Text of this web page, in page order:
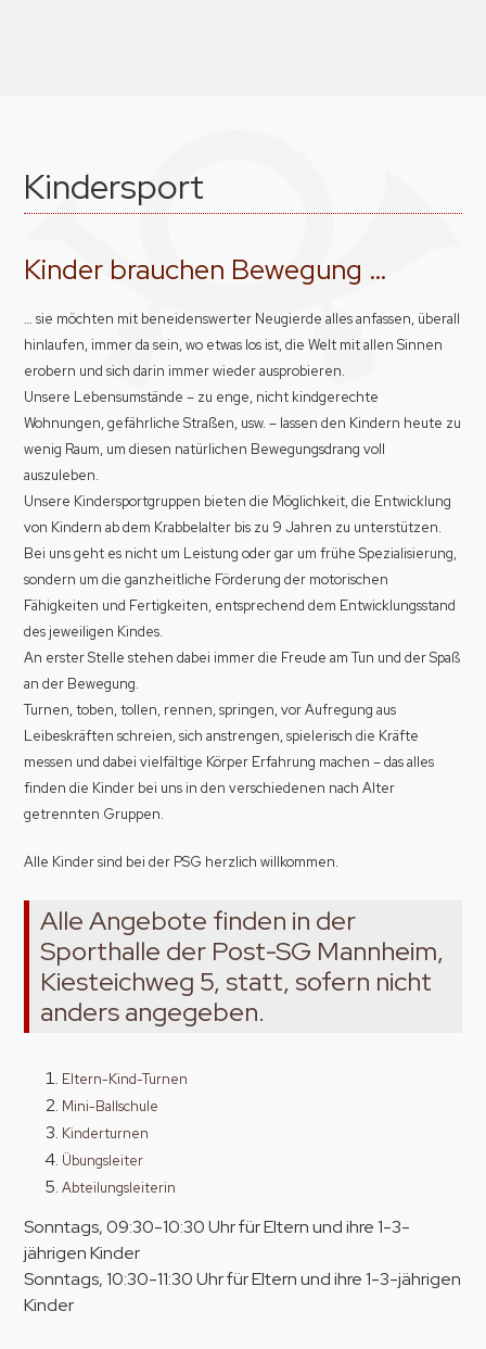
Kindersport
Kinder brauchen Bewegung …
… sie möchten mit beneidenswerter Neugierde alles anfassen, überall
hinlaufen, immer da sein, wo etwas los ist, die Welt mit allen Sinnen
erobern und sich darin immer wieder ausprobieren.
Unsere Lebensumstände – zu enge, nicht kindgerechte
Wohnungen, gefährliche Straßen, usw. – lassen den Kindern heute zu
wenig Raum, um diesen natürlichen Bewegungsdrang voll
auszuleben.
Unsere Kindersportgruppen bieten die Möglichkeit, die Entwicklung
von Kindern ab dem Krabbelalter bis zu 9 Jahren zu unterstützen.
Bei uns geht es nicht um Leistung oder gar um frühe Spezialisierung,
sondern um die ganzheitliche Förderung der motorischen
Fähigkeiten und Fertigkeiten, entsprechend dem Entwicklungsstand
des jeweiligen Kindes.
An erster Stelle stehen dabei immer die Freude am Tun und der Spaß
an der Bewegung.
Turnen, toben, tollen, rennen, springen, vor Aufregung aus
Leibeskräften schreien, sich anstrengen, spielerisch die Kräfte
messen und dabei vielfältige Körper Erfahrung machen – das alles
finden die Kinder bei uns in den verschiedenen nach Alter
getrennten Gruppen.
Alle Kinder sind bei der PSG herzlich willkommen.
Alle Angebote finden in der
Sporthalle der Post-SG Mannheim,
Kiesteichweg 5, statt, sofern nicht
anders angegeben.
Eltern-Kind-Turnen
Mini-Ballschule
Kinderturnen
Übungsleiter
Abteilungsleiterin
Sonntags, 09:30-10:30 Uhr für Eltern und ihre 1-3-
jährigen Kinder
Sonntags, 10:30-11:30 Uhr für Eltern und ihre 1-3-jährigen
Kinder